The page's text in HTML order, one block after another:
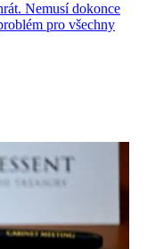
Nemusí dokonce
pro všechny